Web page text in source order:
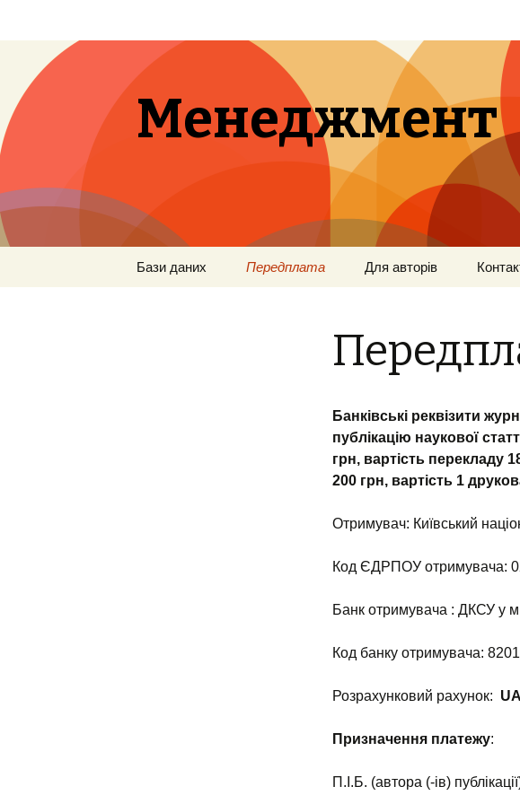
Менеджмент
Бази даних Передплата Для авторів
Банківські реквізити
публікацію наукової
грн, вартість перекладу
200 грн, вартість 1
Отримувач: Київський
Код ЄДРПОУ отримувача:
Банк отримувача : ДКСУ у
Код банку отримувача:
Розрахунковий рахунок:
Призначення платежу:
П.І.Б. (автора (-ів)